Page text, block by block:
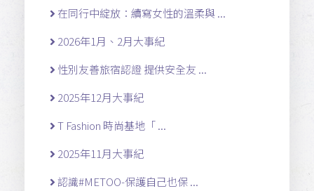
在同行中綻放：續寫女性的溫柔與 ...
2026年1月、2月大事紀
性別友善旅宿認證 提供安全友 ...
2025年12月大事紀
T Fashion 時尚基地「 ...
2025年11月大事紀
認識#METOO-保護自己也保 ...